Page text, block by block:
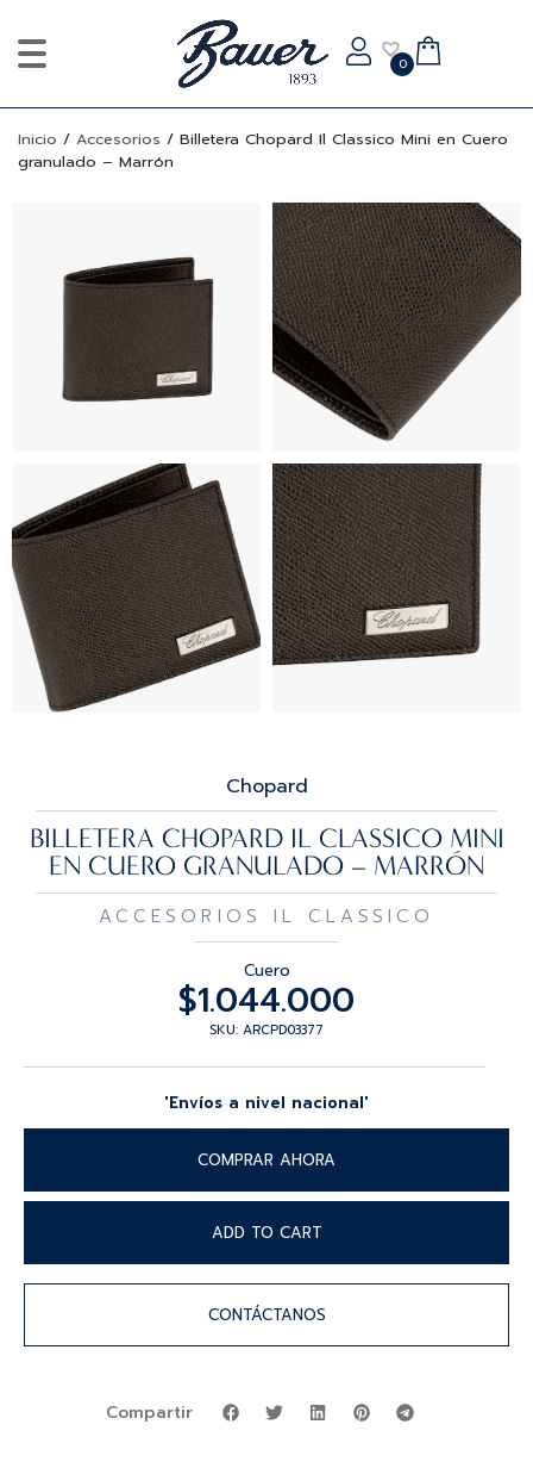
0
Inicio / Accesorios / Billetera Chopard Il Classico Mini en Cuero
granulado – Marrón
Chopard
BILLETERA CHOPARD IL CLASSICO MINI
EN CUERO GRANULADO – MARRÓN
ACCESORIOS IL CLASSICO
Cuero
$1.044.000
SKU: ARCPD03377
'Envíos a nivel nacional'
COMPRAR AHORA
ADD TO CART
CONTÁCTANOS
Compartir